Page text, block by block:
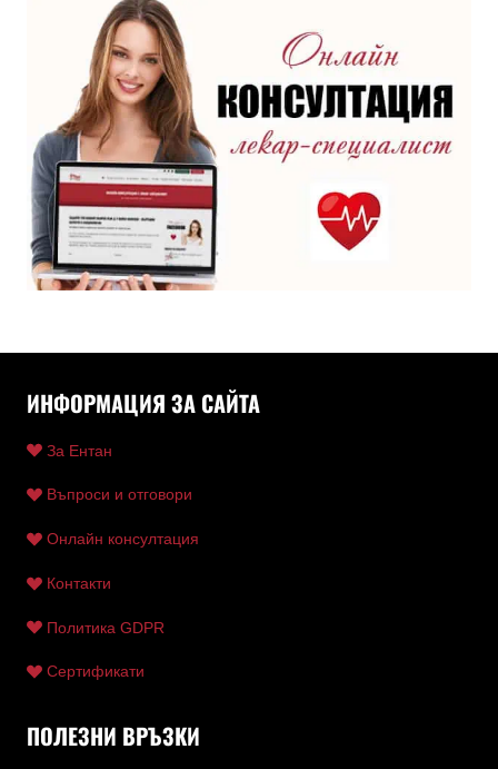
ИНФОРМАЦИЯ ЗА САЙТА
За Ентан
Въпроси и отговори
Онлайн консултация
Контакти
Политика GDPR
Сертификати
ПОЛЕЗНИ ВРЪЗКИ